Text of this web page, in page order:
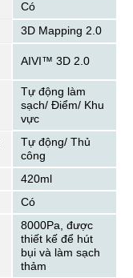
Có
3D Mapping 2.0
AIVI™ 3D 2.0
Tự động làm
sạch/ Điểm/ Khu
vực
Tự động/ Thủ
công
420ml
Có
8000Pa, được
thiết kế để hút
bụi và làm sạch
thảm